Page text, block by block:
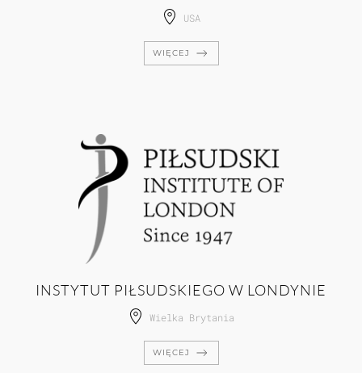
USA
WIĘCEJ
INSTYTUT PIŁSUDSKIEGO W LONDYNIE
Wielka Brytania
WIĘCEJ